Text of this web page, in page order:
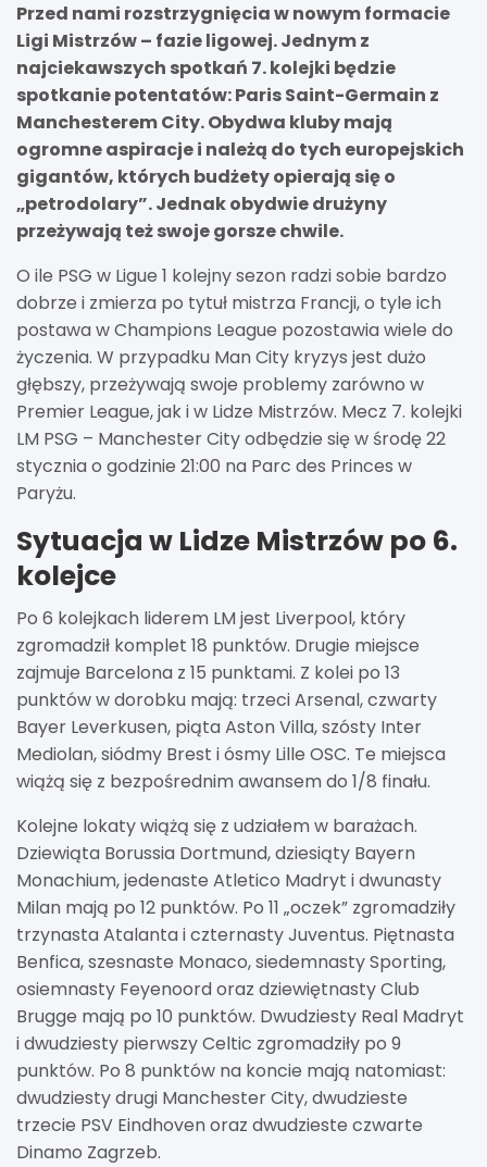
Przed nami rozstrzygnięcia w nowym formacie
Ligi Mistrzów – fazie ligowej. Jednym z
najciekawszych spotkań 7. kolejki będzie
spotkanie potentatów: Paris Saint-Germain z
Manchesterem City. Obydwa kluby mają
ogromne aspiracje i należą do tych europejskich
gigantów, których budżety opierają się o
„petrodolary”. Jednak obydwie drużyny
przeżywają też swoje gorsze chwile.
O ile PSG w Ligue 1 kolejny sezon radzi sobie bardzo
dobrze i zmierza po tytuł mistrza Francji, o tyle ich
postawa w Champions League pozostawia wiele do
życzenia. W przypadku Man City kryzys jest dużo
głębszy, przeżywają swoje problemy zarówno w
Premier League, jak i w Lidze Mistrzów. Mecz 7. kolejki
LM PSG – Manchester City odbędzie się w środę 22
stycznia o godzinie 21:00 na Parc des Princes w
Paryżu.
Sytuacja w Lidze Mistrzów po 6.
kolejce
Po 6 kolejkach liderem LM jest Liverpool, który
zgromadził komplet 18 punktów. Drugie miejsce
zajmuje Barcelona z 15 punktami. Z kolei po 13
punktów w dorobku mają: trzeci Arsenal, czwarty
Bayer Leverkusen, piąta Aston Villa, szósty Inter
Mediolan, siódmy Brest i ósmy Lille OSC. Te miejsca
wiążą się z bezpośrednim awansem do 1/8 finału.
Kolejne lokaty wiążą się z udziałem w barażach.
Dziewiąta Borussia Dortmund, dziesiąty Bayern
Monachium, jedenaste Atletico Madryt i dwunasty
Milan mają po 12 punktów. Po 11 „oczek” zgromadziły
trzynasta Atalanta i czternasty Juventus. Piętnasta
Benfica, szesnaste Monaco, siedemnasty Sporting,
osiemnasty Feyenoord oraz dziewiętnasty Club
Brugge mają po 10 punktów. Dwudziesty Real Madryt
i dwudziesty pierwszy Celtic zgromadziły po 9
punktów. Po 8 punktów na koncie mają natomiast:
dwudziesty drugi Manchester City, dwudzieste
trzecie PSV Eindhoven oraz dwudzieste czwarte
Dinamo Zagrzeb.